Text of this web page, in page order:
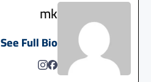
mk
See Full Bio